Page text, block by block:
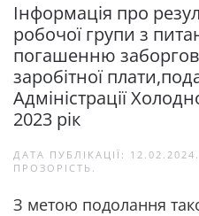
Інформація про
робочої групи з
погашенню
заробітної
Адміністрації
2023 рік
ДАТА ПУБЛІКАЦІЇ: 12.02.2024
ПРОЗОРІСТЬ .
З метою подолання